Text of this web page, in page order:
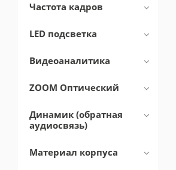
Частота кадров
LED подсветка
Видеоаналитика
ZOOM Оптический
Динамик (обратная
аудиосвязь)
Материал корпуса